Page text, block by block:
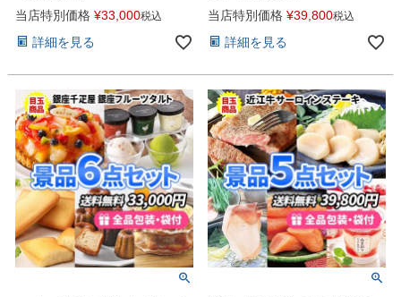
当店特別価格 ¥33,000税込
詳細を見る
当店特別価格 ¥39,800税込
詳細を見る